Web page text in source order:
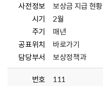
사전정보
보상금 지급 현황
시기
2월
주기
매년
공표위치
바로가기
담당부서
보상정책과
번호
111